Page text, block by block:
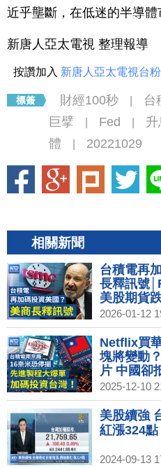
近乎壟斷，在低迷的半導體
新唐人亞太電視 整理報導
按讚加入 新唐人亞太電視台
財經100秒 台
巨擘
Fed 升
體
20221029
相關新聞
台積電再
長釋訊號
美股期貨
賴！日本
球股市頻
場
2026-01-12
Netflix買
塊將變動
片 中國卻
京廠VEU
資台南｜
K型經濟
2025-12-10
美股續強
紅漲324點
2024-09-13